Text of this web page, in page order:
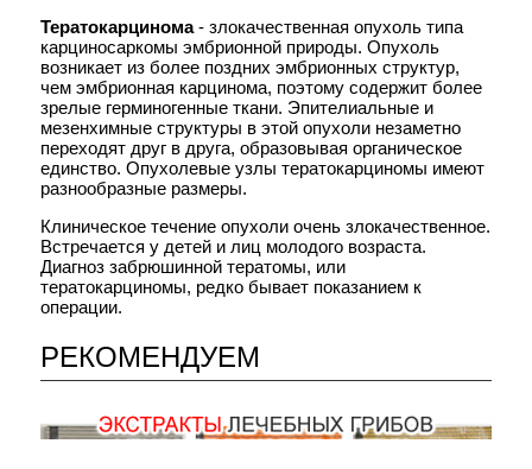
Рак желудка >>>
ОПУХОЛИ ТОНКОЙ КИШКИ И БРЫЖЕЙКИ
Опухоли тонкой кишки и
брыжейки >>>
Рак тонкой кишки >>>
ОПУХОЛИ ТОЛСТОЙ КИШКИ
ободочной и прямой кишок >>>
Рак ободочной кишки >>>
Рак прямой кишки >>>
ОПУХОЛИ
ЗОНЫ
Рак поджелудочной железы >>>
Рак желчного пузыря >>>
Опухоли печени >>>
Тератокарцинома- злокачественная опухоль типа
карциносаркомы эмбрионной природы. Опухоль
возникает из более поздних эмбрионных структур,
чем эмбрионная карцинома, поэтому содержит более
зрелые герминогенные ткани. Эпителиальные и
мезенхимные структуры в этой опухоли незаметно
переходят друг в друга, образовывая органическое
единство. Опухолевые узлы тератокарциномы имеют
разнообразные размеры.
Клиническое течение опухоли очень злокачественное.
Встречается у детей и лиц молодого возраста.
Диагноз забрюшинной тератомы, или
тератокарциномы, редко бывает показанием к
операции.
РЕКОМЕНДУЕМ